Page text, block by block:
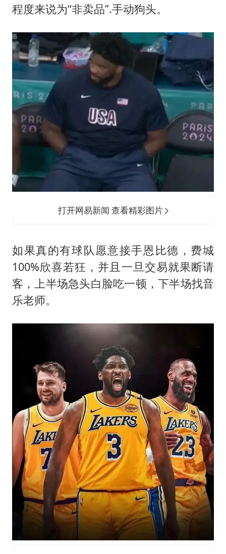
程度来说为“非卖品”.手动狗头。
打开网易新闻 查看精彩图片
如果真的有球队愿意接手恩比德，费城
100%欣喜若狂，并且一旦交易就果断请
客，上半场急头白脸吃一顿，下半场找音
乐老师。